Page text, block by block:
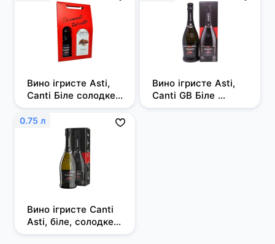
Вино ігристе Asti,
Canti Біле солодке
0.75 л 7% +
Шоколадні цукерки
"Морські мушлі" 125
г, Guylian
Вино ігристе Asti,
Canti GB Біле
солодке 0.75 л 7%
0.75 л
Вино ігристе Canti
Asti, біле, солодке,
7%, 0,75 л,